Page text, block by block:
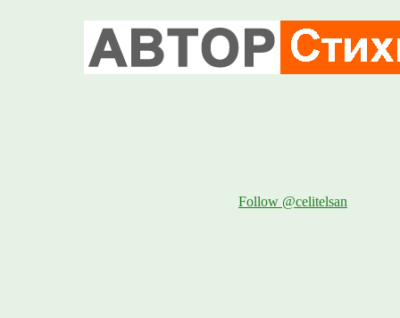
Follow @celitelsan